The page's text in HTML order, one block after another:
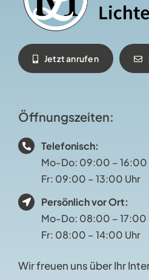
Jetzt anrufen
Telefonisch:
Mo-Do: 09:00 – 16:00
Fr: 09:00 – 13:00 Uhr
Persönlich vor Ort:
Mo-Do: 08:00 – 17:00
Fr: 08:00 – 14:00 Uhr
Öffnungszeiten:
Wir freuen uns über Ihr